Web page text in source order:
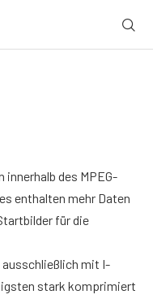
innerhalb des MPEG-
enthalten mehr Daten
für die
ausschließlich mit I-
stark komprimiert